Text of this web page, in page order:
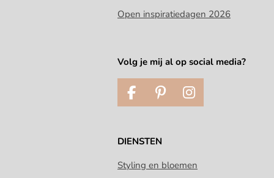
Open inspiratiedagen 2026
Volg je mij al op social media?
F
a
e
o
P
i
t
r
I
n
g
DIENSTEN
Styling en bloemen